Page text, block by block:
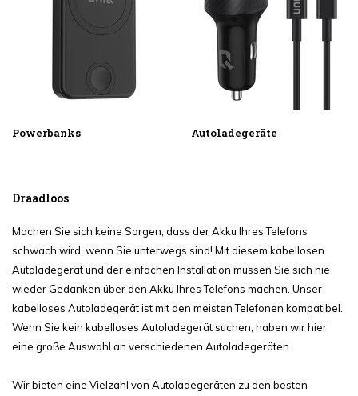
Powerbanks Autoladegeräte
Draadloos
Machen Sie sich keine Sorgen, dass der Akku Ihres Telefons
schwach wird, wenn Sie unterwegs sind! Mit diesem kabellosen
Autoladegerät und der einfachen Installation müssen Sie sich nie
wieder Gedanken über den Akku Ihres Telefons machen. Unser
kabelloses Autoladegerät ist mit den meisten Telefonen kompatibel.
Wenn Sie kein kabelloses Autoladegerät suchen, haben wir hier
eine große Auswahl an verschiedenen Autoladegeräten.
Wir bieten eine Vielzahl von Autoladegeräten zu den besten